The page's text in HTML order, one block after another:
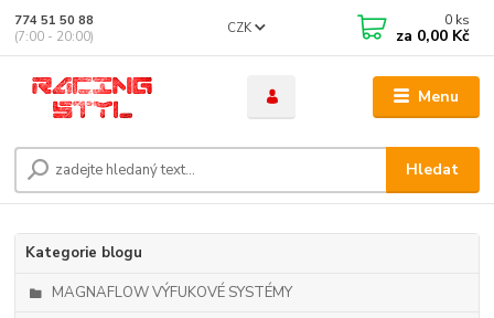
Menu
CZK
Hledat
774 51 50 88
(7:00 - 20:00)
0 ks
za 0,00 Kč
Kategorie blogu
MAGNAFLOW VÝFUKOVÉ SYSTÉMY